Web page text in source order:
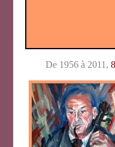
De 1956 à 2011,